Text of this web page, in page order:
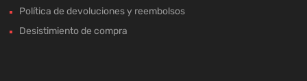
Política de devoluciones y reembolsos
Desistimiento de compra